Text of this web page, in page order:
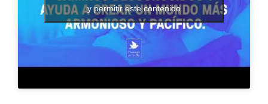
y permitir este contenido